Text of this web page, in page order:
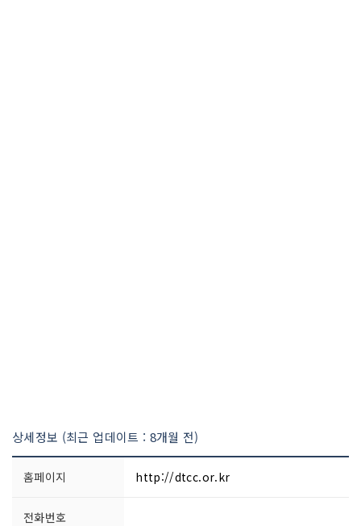
상세정보 (최근 업데이트 : 8개월 전)
홈페이지 http://dtcc.or.kr
전화번호